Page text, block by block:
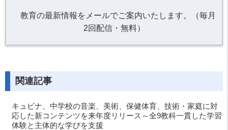
教育の最新情報をメールでご案内いたします。（毎月
2回配信・無料）
関連記事
キュビナ、中学校の音楽、美術、保健体育、技術・家庭に対
応した新コンテンツを来年度リリース～全9教科一貫した学習
体験と主体的な学びを支援